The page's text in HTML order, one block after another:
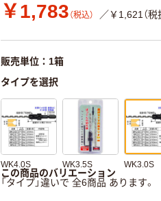
￥1,783 （税込） ／￥1,621（税
販売単位：1箱
タイプを選択
WK4.0S WK3.5S WK3.0S
この商品のバリエーション
「タイプ」違いで 全6商品 あります。